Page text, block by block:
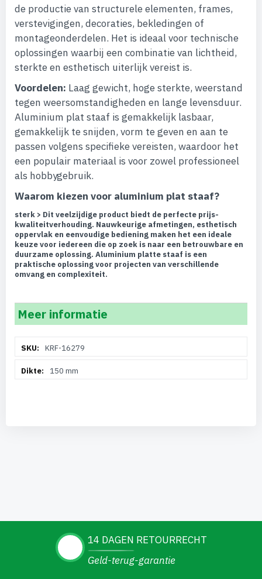
de productie van structurele elementen, frames,
verstevigingen, decoraties, bekledingen of
montageonderdelen. Het is ideaal voor technische
oplossingen waarbij een combinatie van lichtheid,
sterkte en esthetisch uiterlijk vereist is.
Voordelen: Laag gewicht, hoge sterkte, weerstand
tegen weersomstandigheden en lange levensduur.
Aluminium plat staaf is gemakkelijk lasbaar,
gemakkelijk te snijden, vorm te geven en aan te
passen volgens specifieke vereisten, waardoor het
een populair materiaal is voor zowel professioneel
als hobbygebruik.
Waarom kiezen voor aluminium plat staaf?
sterk > Dit veelzijdige product biedt de perfecte prijs-
kwaliteitverhouding. Nauwkeurige afmetingen, esthetisch
oppervlak en eenvoudige bediening maken het een ideale
keuze voor iedereen die op zoek is naar een betrouwbare en
duurzame oplossing. Aluminium platte staaf is een
praktische oplossing voor projecten van verschillende
omvang en complexiteit.
Meer informatie
informatieKRF-16279
150 mm
14 DAGEN RETOURRECHT
Geld-terug-garantie